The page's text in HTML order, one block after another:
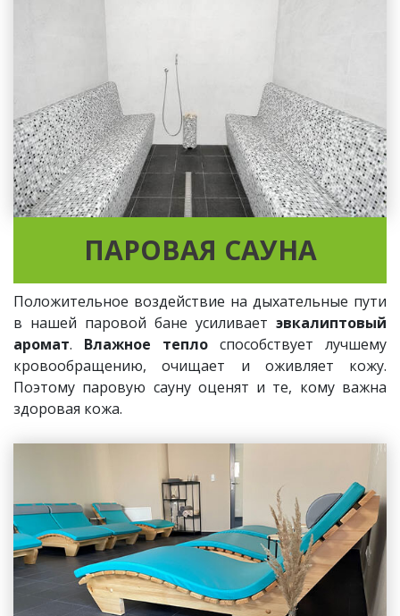
ПАРОВАЯ САУНА
Положительное воздействие на дыхательные пути
в нашей паровой бане усиливает эвкалиптовый
аромат. Влажное тепло способствует лучшему
кровообращению, очищает и оживляет кожу.
Поэтому паровую сауну оценят и те, кому важна
здоровая кожа.